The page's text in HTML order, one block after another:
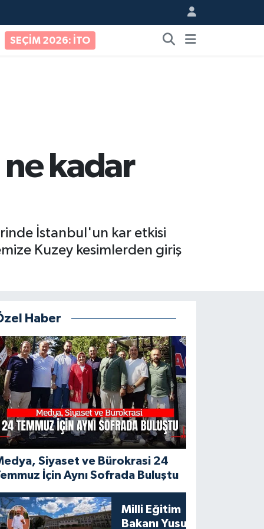
SEÇİM 2026: İTO
ne kadar
İstanbul'un kar etkisi
Kuzey kesimlerden giriş
Haber
Siyaset ve Bürokrasi 24
İçin Aynı Sofrada Buluştu
Milli Eğitim
Bakanı Yusuf